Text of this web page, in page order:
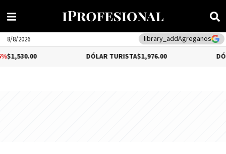
library_addAgreganos
8/8/2026
DÓLAR TURISTA$1,976.00